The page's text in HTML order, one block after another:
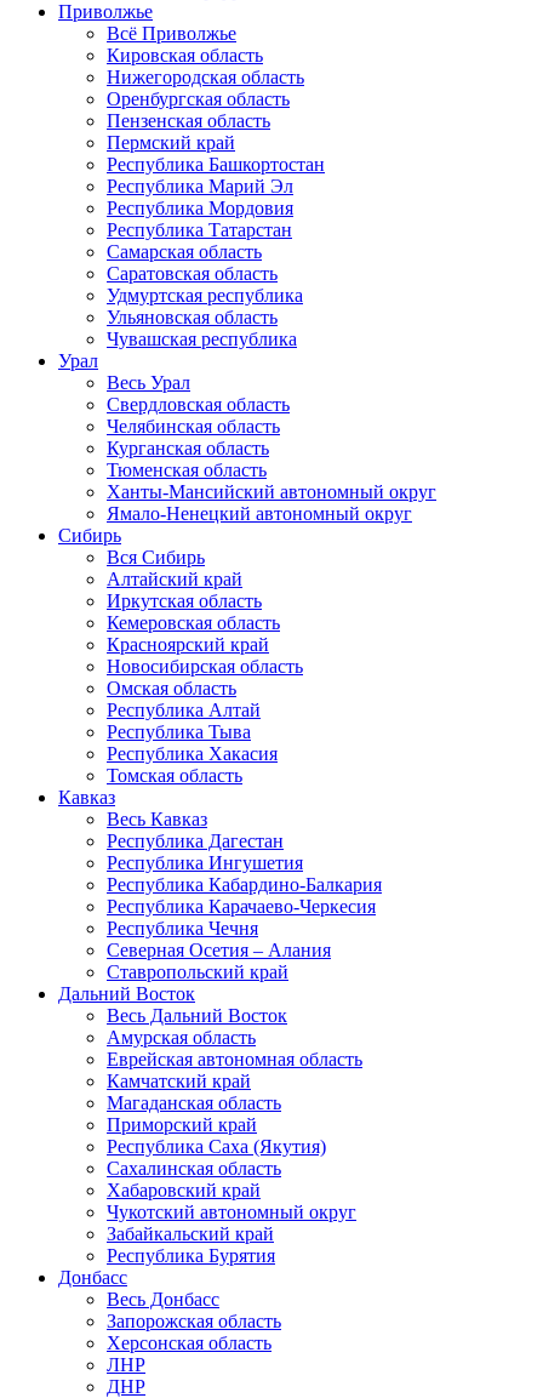
Приволжье
Всё Приволжье
Кировская область
Нижегородская область
Оренбургская область
Пензенская область
Пермский край
Республика Башкортостан
Республика Марий Эл
Республика Мордовия
Республика Татарстан
Самарская область
Саратовская область
Удмуртская республика
Ульяновская область
Чувашская республика
Урал
Весь Урал
Свердловская область
Челябинская область
Курганская область
Тюменская область
Ханты-Мансийский автономный округ
Ямало-Ненецкий автономный округ
Сибирь
Вся Сибирь
Алтайский край
Иркутская область
Кемеровская область
Красноярский край
Новосибирская область
Омская область
Республика Алтай
Республика Тыва
Республика Хакасия
Томская область
Кавказ
Весь Кавказ
Республика Дагестан
Республика Ингушетия
Республика Кабардино-Балкария
Республика Карачаево-Черкесия
Республика Чечня
Северная Осетия – Алания
Ставропольский край
Дальний Восток
Весь Дальний Восток
Амурская область
Еврейская автономная область
Камчатский край
Магаданская область
Приморский край
Республика Саха (Якутия)
Сахалинская область
Хабаровский край
Чукотский автономный округ
Забайкальский край
Республика Бурятия
Донбасс
Весь Донбасс
Запорожская область
Херсонская область
ЛНР
ДНР